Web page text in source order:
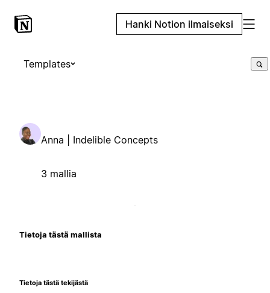
Hanki Notion ilmaiseksi
Templates
Anna | Indelible Concepts
3 mallia
Tietoja tästä mallista
Tietoja tästä tekijästä